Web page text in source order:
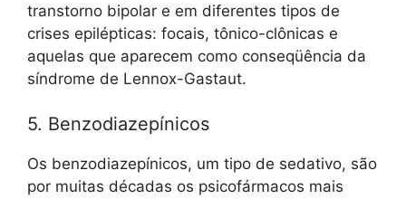
transtorno bipolar e em diferentes tipos de
crises epilépticas: focais, tônico-clônicas e
aquelas que aparecem como conseqüência da
síndrome de Lennox-Gastaut.
5. Benzodiazepínicos
Os benzodiazepínicos, um tipo de sedativo, são
por muitas décadas os psicofármacos mais